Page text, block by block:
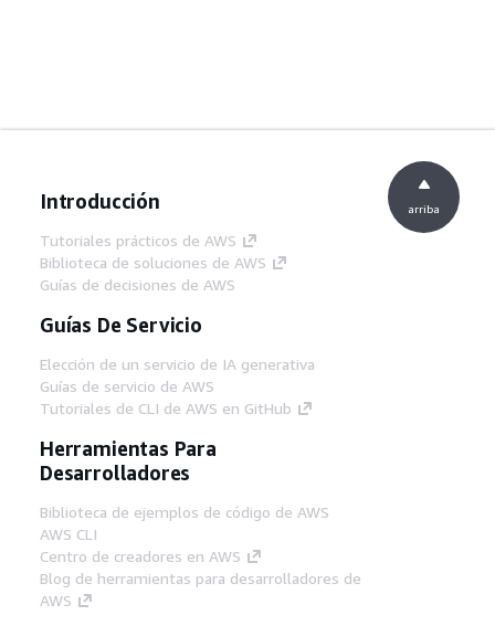
Introducción
Tutoriales prácticos de AWS
Biblioteca de soluciones de AWS
Guías de decisiones de AWS
Guías De Servicio
Elección de un servicio de IA generativa
Guías de servicio de AWS
Tutoriales de CLI de AWS en GitHub
Herramientas Para
Desarrolladores
Biblioteca de ejemplos de código de AWS
AWS CLI
Centro de creadores en AWS
Blog de herramientas para desarrolladores de
AWS
arriba